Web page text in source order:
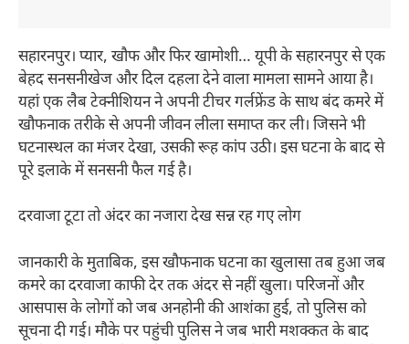
सहारनपुर। प्यार, खौफ और फिर खामोशी… यूपी के सहारनपुर से एक
बेहद सनसनीखेज और दिल दहला देने वाला मामला सामने आया है।
यहां एक लैब टेक्नीशियन ने अपनी टीचर गर्लफ्रेंड के साथ बंद कमरे में
खौफनाक तरीके से अपनी जीवन लीला समाप्त कर ली। जिसने भी
घटनास्थल का मंजर देखा, उसकी रूह कांप उठी। इस घटना के बाद से
पूरे इलाके में सनसनी फैल गई है।
दरवाजा टूटा तो अंदर का नजारा देख सन्न रह गए लोग
जानकारी के मुताबिक, इस खौफनाक घटना का खुलासा तब हुआ जब
कमरे का दरवाजा काफी देर तक अंदर से नहीं खुला। परिजनों और
आसपास के लोगों को जब अनहोनी की आशंका हुई, तो पुलिस को
सूचना दी गई। मौके पर पहुंची पुलिस ने जब भारी मशक्कत के बाद